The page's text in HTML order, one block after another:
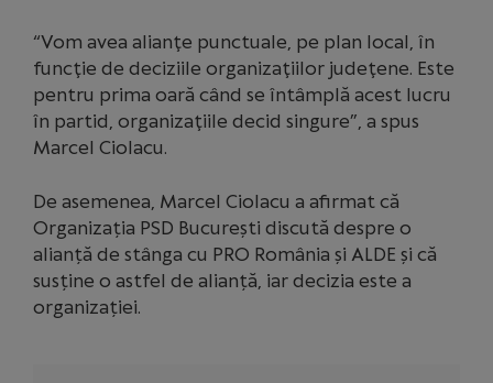
“Vom avea alianţe punctuale, pe plan local, în
funcţie de deciziile organizaţiilor judeţene. Este
pentru prima oară când se întâmplă acest lucru
în partid, organizaţiile decid singure”, a spus
Marcel Ciolacu.
De asemenea, Marcel Ciolacu a afirmat că
Organizația PSD București discută despre o
alianță de stânga cu PRO România și ALDE și că
susține o astfel de alianță, iar decizia este a
organizației.